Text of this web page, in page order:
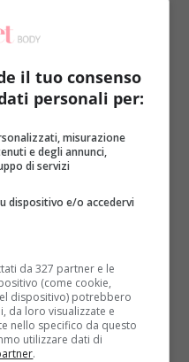
il libro che spiega
nel settore del gaming,
hanno presentato
il tuo consenso
personali per:
misurazione
e degli annunci,
di servizi
dispositivo e/o accedervi
da 327 partner e le
(come cookie,
dispositivo) potrebbero
da loro visualizzate e
nello specifico da questo
utilizzare dati di
.